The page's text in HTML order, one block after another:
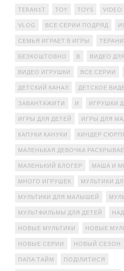
TERAN1T TOY TOYS VIDEO
VLOG ВСЕ СЕРИИ ПОДРЯД
СЕМЬЯ ИГРАЕТ В ИГРЫ
БЕЗКОШТОВНО В ВИДЕО
ВИДЕО ИГРУШКИ ВСЕ СЕРИИ
ДЕТСКИЙ КАНАЛ ДЕТСКОЕ
ЗАВАНТАЖИТИ И ИГРУШКИ
ИГРЫ ДЛЯ ДЕТЕЙ ИГРЫ ДЛЯ
КАПУКИ КАНУКИ КИНДЕР
МАЛЕНЬКАЯ ДЕВОЧКА
МАЛЕНЬКИЙ БЛОГЕР МАША И
МНОГО ИГРУШЕК МУЛЬТИКИ
МУЛЬТИКИ ДЛЯ МАЛЫШЕЙ
МУЛЬТФИЛЬМЫ ДЛЯ ДЕТЕЙ
НОВЫЕ МУЛЬТИКИ НОВЫЕ
НОВЫЕ СЕРИИ НОВЫЙ СЕЗОН
ПАПА ТАЙМ ПОДІЛИТИСЯ